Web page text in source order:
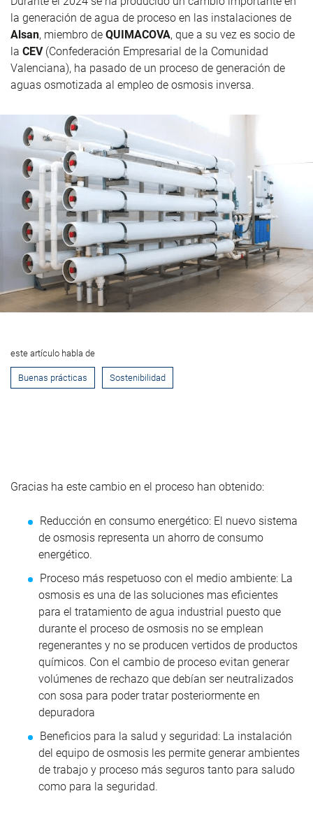
la generación de agua de proceso en las instalaciones de
Alsan, miembro de QUIMACOVA, que a su vez es socio de
la CEV (Confederación Empresarial de la Comunidad
Valenciana), ha pasado de un proceso de generación de
aguas osmotizada al empleo de osmosis inversa.
este artículo habla de
Buenas prácticas Sostenibilidad
Gracias ha este cambio en el proceso han obtenido:
Reducción en consumo energético: El nuevo sistema
de osmosis representa un ahorro de consumo
energético.
Proceso más respetuoso con el medio ambiente: La
osmosis es una de las soluciones mas eficientes
para el tratamiento de agua industrial puesto que
durante el proceso de osmosis no se emplean
regenerantes y no se producen vertidos de productos
químicos. Con el cambio de proceso evitan generar
volúmenes de rechazo que debían ser neutralizados
con sosa para poder tratar posteriormente en
depuradora
Beneficios para la salud y seguridad: La instalación
del equipo de osmosis les permite generar ambientes
de trabajo y proceso más seguros tanto para saludo
como para la seguridad.